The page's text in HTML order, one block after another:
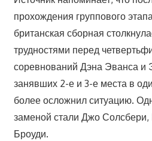
прохождения группового
британская сборная
трудностями перед
соревнований Дэна Эванса
занявших 2-е и 3-е места в
более осложнил ситуацию.
заменой стали Джо
Броуди.